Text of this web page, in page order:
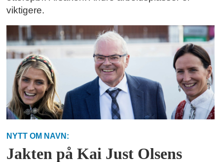
viktigere.
NYTT OM NAVN:
Jakten på Kai Just Olsens